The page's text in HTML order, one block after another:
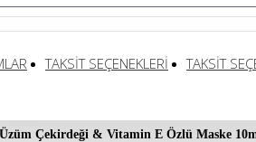
TAKSIT SEÇENEKLERI TAKSIT
Çekirdeği & Vitamin E Özlü Maske